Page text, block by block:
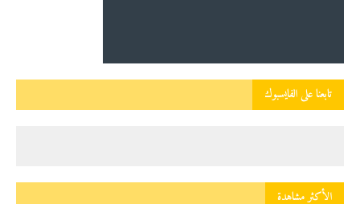
تابعنا على الفايسبوك
الأكثر مشاهدة